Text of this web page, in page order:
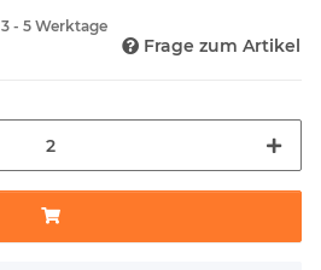
3 - 5 Werktage
Frage zum Artikel